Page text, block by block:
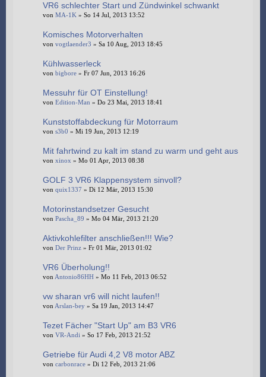
VR6 schlechter Start und Zündwinkel schwankt
von MA-1K » So 14 Jul, 2013 13:52
Komisches Motorverhalten
von vogtlaender3 » Sa 10 Aug, 2013 18:45
Kühlwasserleck
von bigbore » Fr 07 Jun, 2013 16:26
Messuhr für OT Einstellung!
von Edition-Man » Do 23 Mai, 2013 18:41
Kunststoffabdeckung für Motorraum
von s3b0 » Mi 19 Jun, 2013 12:19
Mit fahrtwind zu kalt im stand zu warm und geht aus
von xinox » Mo 01 Apr, 2013 08:38
GOLF 3 VR6 Klappensystem sinvoll?
von quix1337 » Di 12 Mär, 2013 15:30
Motorinstandsetzer Gesucht
von Pascha_89 » Mo 04 Mär, 2013 21:20
Aktivkohlefilter anschließen!!! Wie?
von Der Prinz » Fr 01 Mär, 2013 01:02
VR6 Überholung!!
von Antonio86HH » Mo 11 Feb, 2013 06:52
vw sharan vr6 will nicht laufen!!
von Arslan-bey » Sa 19 Jan, 2013 14:47
Tezet Fächer "Start Up" am B3 VR6
von VR-Andi » So 17 Feb, 2013 21:52
Getriebe für Audi 4,2 V8 motor ABZ
von carbonrace » Di 12 Feb, 2013 21:06